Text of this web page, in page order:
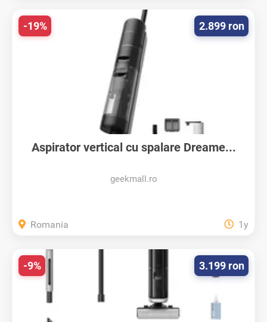
Aspirator vertical cu spalare Dreame...
geekmall.ro
2.899 ron
-19%
Romania 1y
3.199 ron
-9%